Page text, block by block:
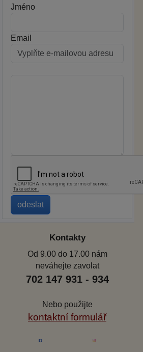
Jméno
Email
Kontakty
Od 9.00 do 17.00 nám
neváhejte zavolat
702 147 931 - 934
Nebo použijte
kontaktní formulář